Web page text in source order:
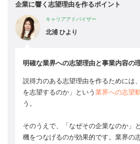
企業に響く志望理由を作るポイント
キャリアアドバイザー
北浦 ひより
明確な業界への志望理由と事業内容の
説得力のある志望理由を作るためには
を志望するのか」という 業界への志望
う。
そのうえで、「なぜその企業なのか」
機をつなげるのが効果的です。業界の